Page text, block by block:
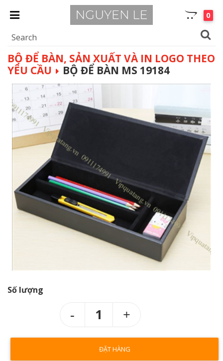
0
BỘ ĐỂ BÀN, SẢN XUẤT VÀ IN LOGO THEO
YÊU CẦU
BỘ ĐỂ BÀN MS 19184
Số lượng
1
ĐẶT HÀNG